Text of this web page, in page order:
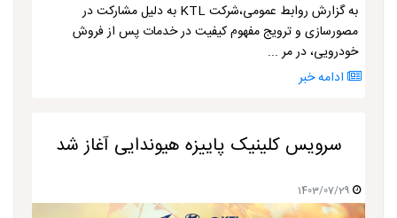
به گزارش روابط عمومی،شرکت KTL به دلیل مشارکت در
مصورسازی و ترویج مفهوم کیفیت در خدمات پس از فروش
خودرویی، در مر ...
ادامه خبر
سرویس کلینیک پاییزه هیوندایی آغاز شد
1403/07/29